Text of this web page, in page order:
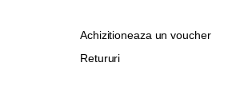
Achizitioneaza un voucher
Retururi